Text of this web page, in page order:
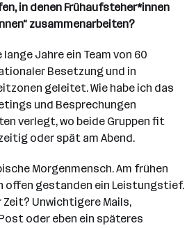
in denen Frühaufsteher*innen
zusammenarbeiten?
lange Jahre ein Team von 60
Besetzung und in
geleitet. Wie habe ich das
und Besprechungen
verlegt, wo beide Gruppen fit
oder spät am Abend.
Morgenmensch. Am frühen
offen gestanden ein Leistungstief.
Zeit? Unwichtigere Mails,
oder eben ein späteres